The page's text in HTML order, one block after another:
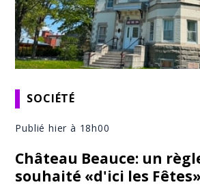
SOCIÉTÉ
Publié hier à 18h00
Château Beauce: un
souhaité «d'ici les Fêtes»